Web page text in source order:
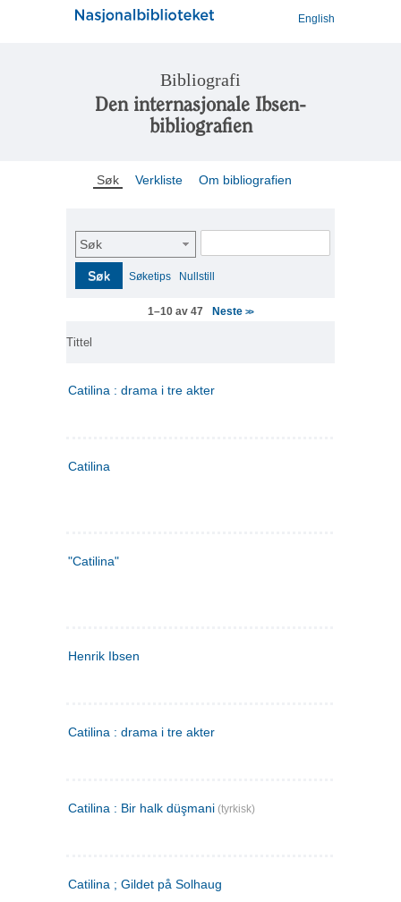
English
Bibliografi
Den internasjonale Ibsen-
bibliografien
Søk Verkliste Om bibliografien
Søk
Søk Søketips Nullstill
1–10 av 47 Neste>>
Tittel
Catilina : drama i tre akter
Catilina
"Catilina"
Henrik Ibsen
Catilina : drama i tre akter
Catilina : Bir halk düşmani (tyrkisk)
Catilina ; Gildet på Solhaug